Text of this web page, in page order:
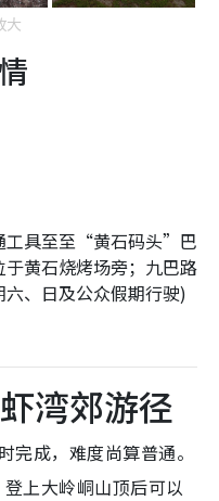
大
工具至至“黄石码头”巴
黄石烧烤场旁；九巴路
、日及公众假期行驶)
湾郊游径
完成，难度尚算普通。
上大岭峒山顶后可以